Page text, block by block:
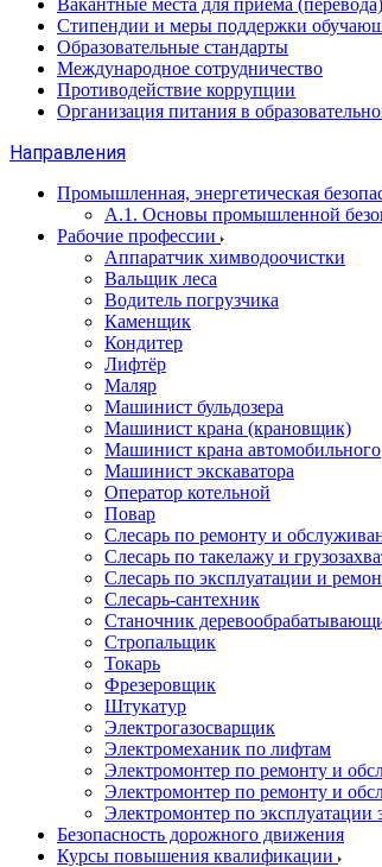
Вакантные места для приема
Стипендии и меры поддержки
Образовательные стандарты
Международное сотрудничество
Противодействие коррупции
Организация питания в
Направления
Промышленная, энергетическая
А.1. Основы промышленной
Рабочие профессии
Аппаратчик химводоочистки
Вальщик леса
Водитель погрузчика
Каменщик
Кондитер
Лифтёр
Маляр
Машинист бульдозера
Машинист крана (крановщик)
Машинист крана автомобильного
Машинист экскаватора
Оператор котельной
Повар
Слесарь по ремонту и
Слесарь по такелажу и
Слесарь по эксплуатации и
Слесарь-сантехник
Станочник
Стропальщик
Токарь
Фрезеровщик
Штукатур
Электрогазосварщик
Электромеханик по лифтам
Электромонтер по ремонту и
Электромонтер по ремонту и
Электромонтер по эксплуатации
Безопасность дорожного движения
Курсы повышения квалификации